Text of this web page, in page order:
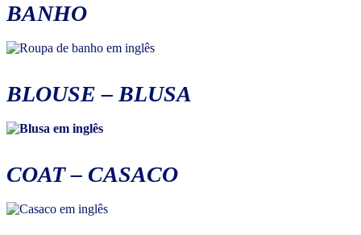
BANHO
BLOUSE– BLUSA
COAT – CASACO